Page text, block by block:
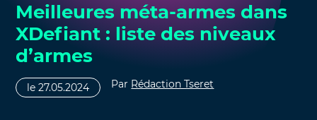
Meilleures méta-armes dans
XDefiant : liste des niveaux
d’armes
le 27.05.2024 Par Rédaction Tseret